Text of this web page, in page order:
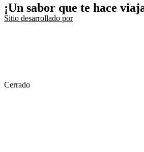
¡Un sabor que te hace
Sitio desarrollado por
Cerrado